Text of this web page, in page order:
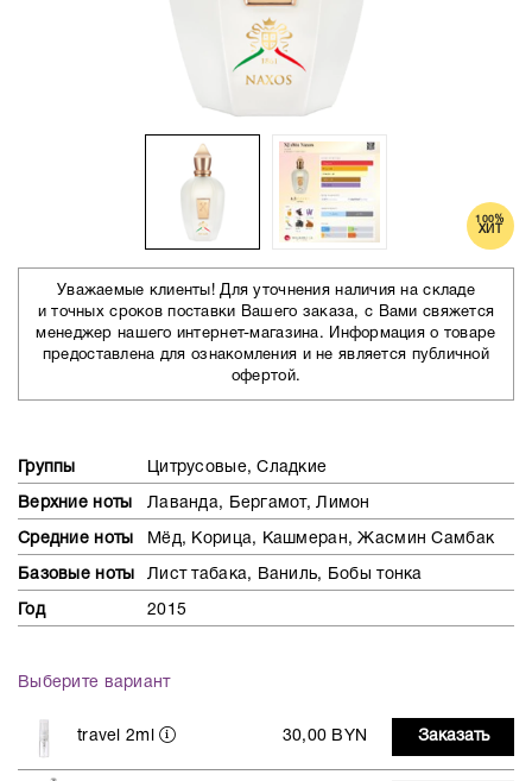
100%
ХИТ
Уважаемые клиенты! Для уточнения наличия на складе
и точных сроков поставки Вашего заказа, с Вами свяжется
менеджер нашего интернет-магазина. Информация о товаре
предоставлена для ознакомления и не является публичной
офертой.
Группы Цитрусовые, Сладкие
Верхние ноты Лаванда, Бергамот, Лимон
Средние ноты Мёд, Корица, Кашмеран, Жасмин Самбак
Базовые ноты Лист табака, Ваниль, Бобы тонка
Год 2015
Выберите вариант
travel 2ml 30,00 BYN Заказать